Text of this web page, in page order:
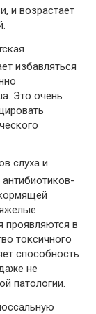
и возрастает
избавляться
Это очень
слуха и
проявляются в
токсичного
способность
не
патологии.